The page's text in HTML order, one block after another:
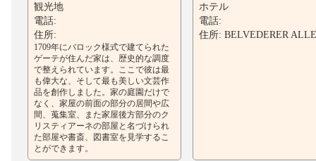
観光地
電話:
住所:
1709年にバロック様式で建てられた
ゲーテが住んだ家は、歴史的な調度
で整えられています。ここで彼は最
も偉大な、そして最も美しい文芸作
品を創作しました。家の庭園だけで
なく、家屋の前面の部分の居間や広
間、蒐集室、また家屋後方部分のク
リスティアーネの部屋と名づけられ
た部屋や書斎、図書室を見学するこ
とができます。
ホテル
電話:
住所: BELVEDERER